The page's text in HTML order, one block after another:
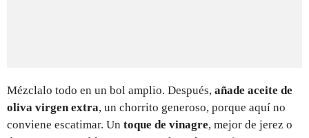
Mézclalo todo en un bol amplio. Después, añade aceite de
oliva virgen extra, un chorrito generoso, porque aquí no
conviene escatimar. Un toque de vinagre, mejor de jerez o